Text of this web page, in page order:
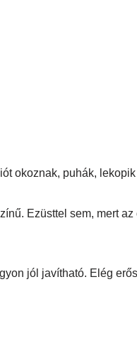
okoznak, puhák,
Ezüsttel sem, mert
jól javítható. Elég